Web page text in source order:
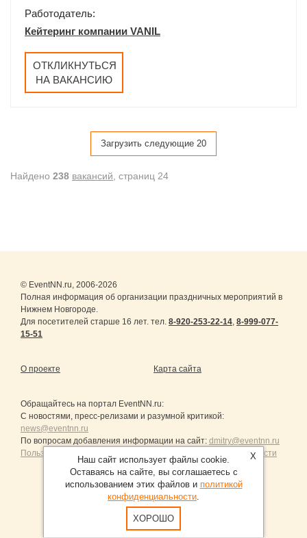
Работодатель:
Кейтеринг компании VANIL
ОТКЛИКНУТЬСЯ
НА ВАКАНСИЮ
Загрузить следующие 20
Найдено 238 вакансий , cтраниц 24
© EventNN.ru, 2006-2026
Полная информация об организации праздничных мероприятий в
Нижнем Новгороде.
Для посетителей старше 16 лет. тел. 8-920-253-22-14, 8-999-077-
15-51
О проекте Карта сайта
Обращайтесь на портал EventNN.ru:
С новостями, пресс-релизами и разумной критикой:
news@eventnn.ru
По вопросам добавления информации на сайт: dmitry@eventnn.ru
Пользовательское Соглашение и политика конфиденциальности
Продвижение сайтов Санкт-Петербург
X
Наш сайт использует файлы cookie.
Оставаясь на сайте, вы соглашаетесь с
использованием этих файлов и политикой
конфиденциальности.
ХОРОШО